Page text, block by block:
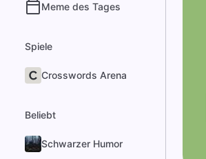
Meme des Tages
Spiele
Crosswords Arena
Beliebt
Schwarzer Humor